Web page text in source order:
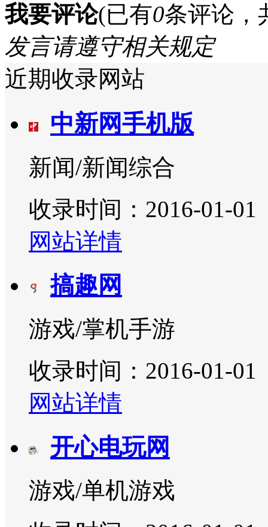
我要评论(已有0条评论，
发言请遵守相关规定
近期收录网站
中新网手机版
新闻/新闻综合
收录时间：2016-01-01
网站详情
搞趣网
游戏/掌机手游
收录时间：2016-01-01
网站详情
开心电玩网
游戏/单机游戏